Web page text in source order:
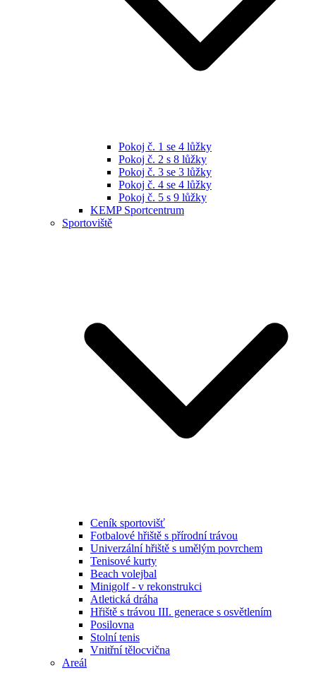
Pokoj č. 1 se 4 lůžky
Pokoj č. 2 s 8 lůžky
Pokoj č. 3 se 3 lůžky
Pokoj č. 4 se 4 lůžky
Pokoj č. 5 s 9 lůžky
KEMP Sportcentrum
Sportoviště
Ceník sportovišť
Fotbalové hřiště s přírodní trávou
Univerzální hřiště s umělým povrchem
Tenisové kurty
Beach volejbal
Minigolf - v rekonstrukci
Atletická dráha
Hřiště s trávou III. generace s osvětlením
Posilovna
Stolní tenis
Vnitřní tělocvična
Areál